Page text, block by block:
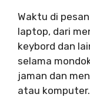
Waktu di
laptop, dari
keybord dan
selama
jaman dan
atau komputer.